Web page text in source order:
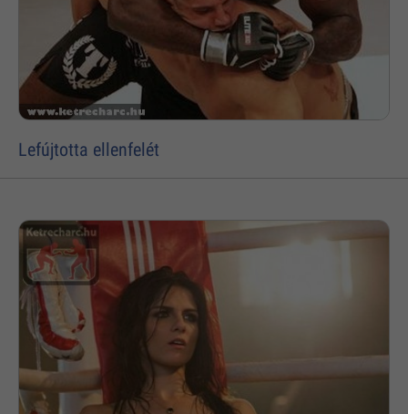
Lefújtotta ellenfelét